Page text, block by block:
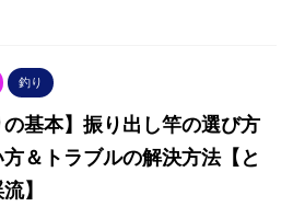
釣り
の基本】振り出し竿の選び方
方＆トラブルの解決方法【と
】